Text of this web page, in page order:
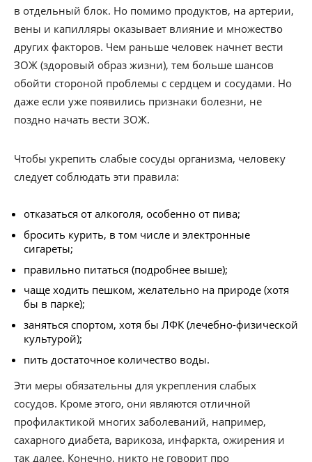
в отдельный блок. Но помимо продуктов, на артерии,
вены и капилляры оказывает влияние и множество
других факторов. Чем раньше человек начнет вести
ЗОЖ (здоровый образ жизни), тем больше шансов
обойти стороной проблемы с сердцем и сосудами. Но
даже если уже появились признаки болезни, не
поздно начать вести ЗОЖ.
Чтобы укрепить слабые сосуды организма, человеку
следует соблюдать эти правила:
отказаться от алкоголя, особенно от пива;
бросить курить, в том числе и электронные
сигареты;
правильно питаться (подробнее выше);
чаще ходить пешком, желательно на природе (хотя
бы в парке);
заняться спортом, хотя бы ЛФК (лечебно-физической
культурой);
пить достаточное количество воды.
Эти меры обязательны для укрепления слабых
сосудов. Кроме этого, они являются отличной
профилактикой многих заболеваний, например,
сахарного диабета, варикоза, инфаркта, ожирения и
так далее. Конечно, никто не говорит про